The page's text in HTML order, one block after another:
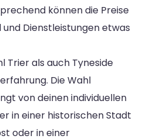
können die Preise
Dienstleistungen etwas
Trier als auch Tyneside
Die Wahl
von deinen individuellen
in einer historischen Stadt
oder in einer